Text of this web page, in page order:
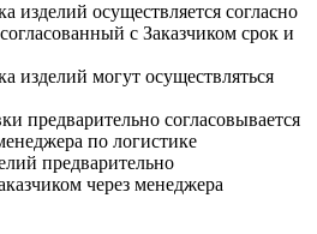
изделий осуществляется согласно
с Заказчиком срок и
изделий могут осуществляться
предварительно согласовывается
по логистике
предварительно
через менеджера